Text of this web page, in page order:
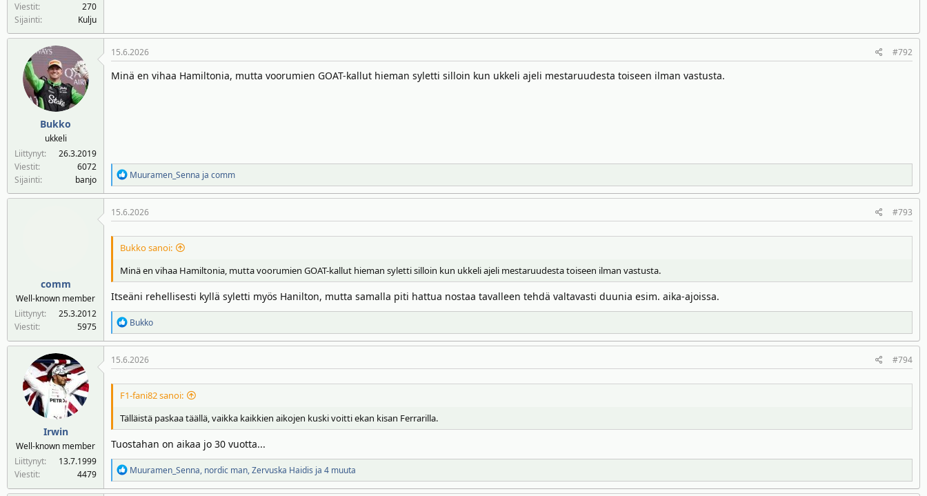
Viestit
270
Sijainti
Kulju
Bukko
ukkeli
Liittynyt
26.3.2019
Viestit
6072
Sijainti
banjo
15.6.2026 #792
Minä en vihaa Hamiltonia, mutta voorumien GOAT-kallut hieman syletti silloin kun ukkeli ajeli mestaruudesta toiseen ilman vastusta.
R
e
a
k
i
o
t
:
Muuramen_Senna ja comm
comm
Well-known member
Liittynyt
25.3.2012
Viestit
5975
15.6.2026 #793
Bukko sanoi:
Minä en vihaa Hamiltonia, mutta voorumien GOAT-kallut hieman syletti silloin kun ukkeli ajeli mestaruudesta toiseen ilman vastusta.
Itseäni rehellisesti kyllä syletti myös Hanilton, mutta samalla piti hattua nostaa tavalleen tehdä valtavasti duunia esim. aika-ajoissa.
R
e
a
k
i
o
t
:
Bukko
Irwin
Well-known member
Liittynyt
13.7.1999
Viestit
4479
15.6.2026 #794
F1-fani82 sanoi:
Tälläistä paskaa täällä, vaikka kaikkien aikojen kuski voitti ekan kisan Ferrarilla.
Tuostahan on aikaa jo 30 vuotta...
R
e
Muuramen_Senna, nordic man,Zervuska Haidis ja 4 muuta